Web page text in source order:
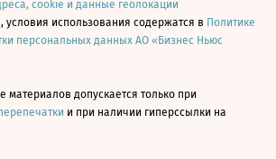
cookie и данные геолокации
условия использования содержатся в Политике
персональных данных АО «Бизнес Ньюс
материалов допускается только при
и при наличии гиперссылки на